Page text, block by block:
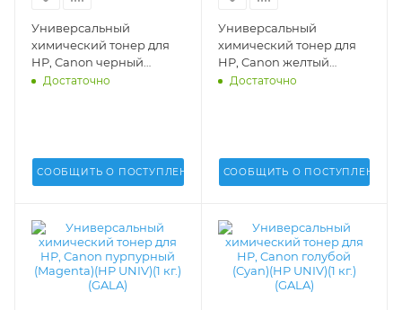
Универсальный
химический тонер для
HP, Canon черный
(Black)(HP UNIV)(140 г.)
Достаточно
СООБЩИТЬ О ПОСТУПЛЕНИИ
Универсальный
химический тонер для
HP, Canon желтый
(Yellow)(HP UNIV)(1 кг.)
Достаточно
СООБЩИТЬ О ПОСТУПЛЕНИИ